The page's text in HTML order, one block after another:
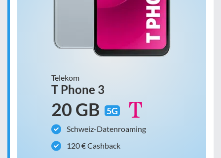
Telekom
T Phone 3
20 GB 5G
Schweiz-Datenroaming
120 € Cashback